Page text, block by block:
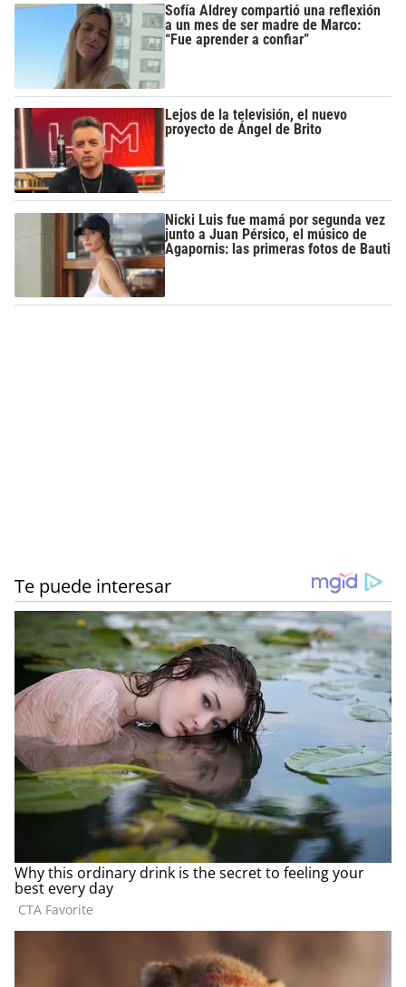
Sofía Aldrey compartió una reflexión
a un mes de ser madre de Marco:
“Fue aprender a confiar”
Lejos de la televisión, el nuevo
proyecto de Ángel de Brito
Nicki Luis fue mamá por segunda vez
junto a Juan Pérsico, el músico de
Agapornis: las primeras fotos de Bauti